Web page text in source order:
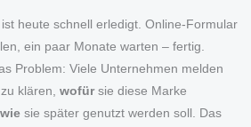
heute schnell erledigt. Online-Formular
ein paar Monate warten – fertig.
Problem: Viele Unternehmen melden
klären, wofürsie diese Marke
wie sie später genutzt werden soll. Das